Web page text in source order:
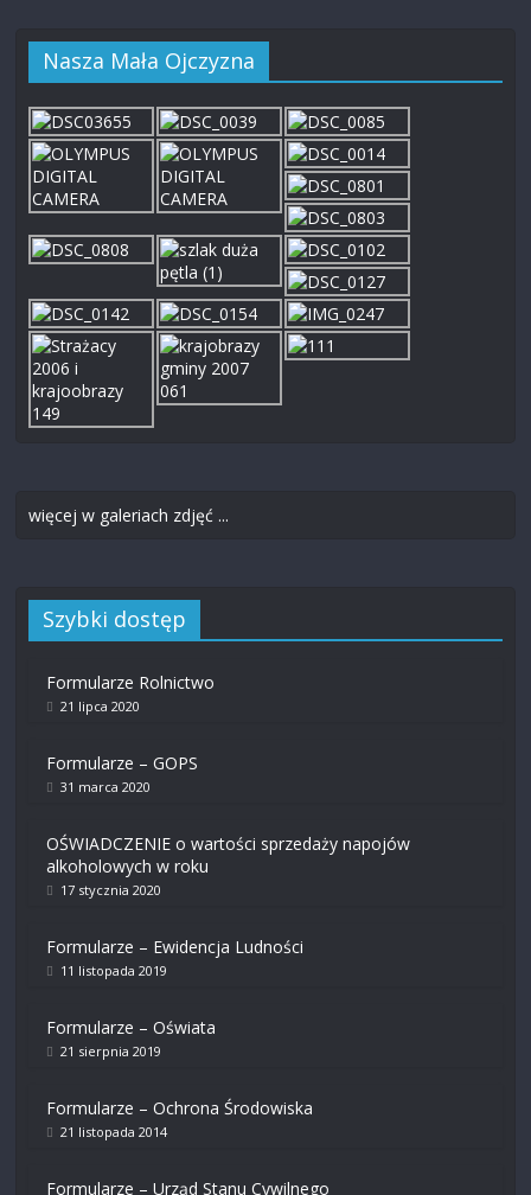
Nasza Mała Ojczyzna
więcej w galeriach zdjęć ...
Szybki dostęp
Formularze Rolnictwo
21 lipca 2020
Formularze – GOPS
31 marca 2020
OŚWIADCZENIE o wartości sprzedaży napojów
alkoholowych w roku
17 stycznia 2020
Formularze – Ewidencja Ludności
11 listopada 2019
Formularze – Oświata
21 sierpnia 2019
Formularze – Ochrona Środowiska
21 listopada 2014
Formularze – Urząd Stanu Cywilnego